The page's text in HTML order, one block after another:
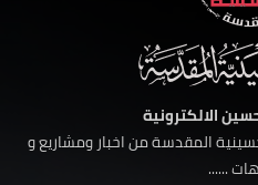
الالكترونية
المقدسة من اخبار ومشاريع و
......